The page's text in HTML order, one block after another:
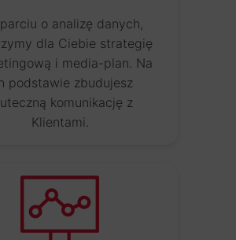
o analizę danych,
dla Ciebie strategię
i media-plan. Na
podstawie zbudujesz
komunikację z
Klientami.